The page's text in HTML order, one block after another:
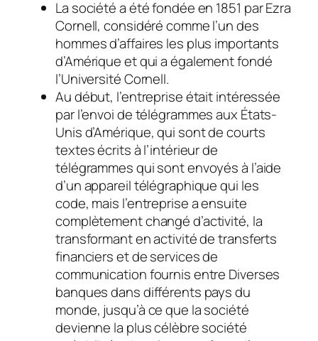
La société a été fondée en 1851 par Ezra
Cornell, considéré comme l’un des
hommes d’affaires les plus importants
d’Amérique et qui a également fondé
l’Université Cornell.
Au début, l’entreprise était intéressée
par l’envoi de télégrammes aux États-
Unis d’Amérique, qui sont de courts
textes écrits à l’intérieur de
télégrammes qui sont envoyés à l’aide
d’un appareil télégraphique qui les
code, mais l’entreprise a ensuite
complètement changé d’activité, la
transformant en activité de transferts
financiers et de services de
communication fournis entre Diverses
banques dans différents pays du
monde, jusqu’à ce que la société
devienne la plus célèbre société